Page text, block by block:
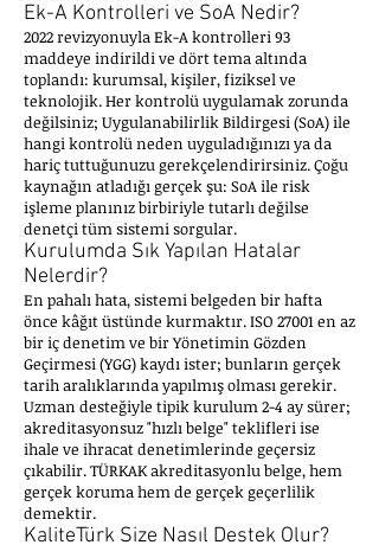
Ek-A Kontrolleri ve SoA Nedir?
2022 revizyonuyla Ek-A kontrolleri 93
maddeye indirildi ve dört tema altında
toplandı: kurumsal, kişiler, fiziksel ve
teknolojik. Her kontrolü uygulamak zorunda
değilsiniz; Uygulanabilirlik Bildirgesi (SoA) ile
hangi kontrolü neden uyguladığınızı ya da
hariç tuttuğunuzu gerekçelendirirsiniz. Çoğu
kaynağın atladığı gerçek şu: SoA ile risk
işleme planınız birbiriyle tutarlı değilse
denetçi tüm sistemi sorgular.
Kurulumda Sık Yapılan Hatalar
Nelerdir?
En pahalı hata, sistemi belgeden bir hafta
önce kâğıt üstünde kurmaktır. ISO 27001 en az
bir iç denetim ve bir Yönetimin Gözden
Geçirmesi (YGG) kaydı ister; bunların gerçek
tarih aralıklarında yapılmış olması gerekir.
Uzman desteğiyle tipik kurulum 2-4 ay sürer;
akreditasyonsuz "hızlı belge" teklifleri ise
ihale ve ihracat denetimlerinde geçersiz
çıkabilir. TÜRKAK akreditasyonlu belge, hem
gerçek koruma hem de gerçek geçerlilik
demektir.
KaliteTürk Size Nasıl Destek Olur?